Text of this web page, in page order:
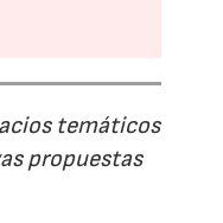
temáticos
propuestas